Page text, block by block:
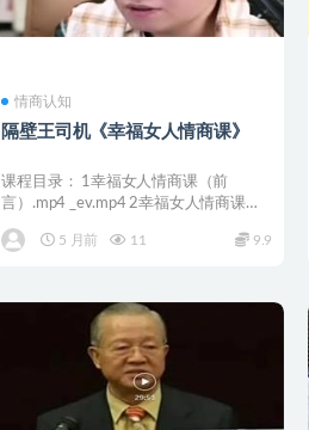
情商认知
隔壁王司机《幸福女人情商课》
课程目录： 1幸福女人情商课（前
言）.mp4 _ev.mp4 2幸福女人情商课
5 月前
11 9.9